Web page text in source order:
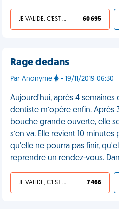
JE VALIDE, C'EST UNE VDM 60 695
Rage dedans
Par Anonyme - 19/11/2019 06:30
Aujourd'hui, après 4 semaines
dentiste m’opère enfin. Après
bouche grande ouverte, elle
s’en va. Elle revient 10
qu'elle ne pourra pas finir,
reprendre un rendez-vous.
JE VALIDE, C'EST UNE VDM 7 466